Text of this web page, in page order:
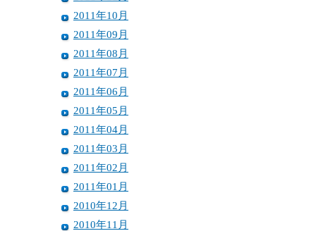
2011年10月
2011年09月
2011年08月
2011年07月
2011年06月
2011年05月
2011年04月
2011年03月
2011年02月
2011年01月
2010年12月
2010年11月